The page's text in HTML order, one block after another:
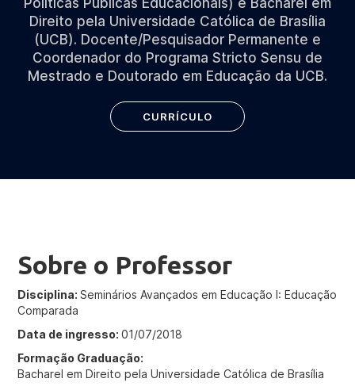
Políticas Públicas Educacionais) e Bacharel em
Direito pela Universidade Católica de Brasília
(UCB). Docente/Pesquisador Permanente e
Coordenador do Programa Stricto Sensu de
Mestrado e Doutorado em Educação da UCB.
CURRÍCULO
Sobre o Professor
Disciplina:Seminários Avançados em Educação I: Educação
Comparada
Data de ingresso:01/07/2018
Formação Graduação:
Bacharel em Direito pela Universidade Católica de Brasília